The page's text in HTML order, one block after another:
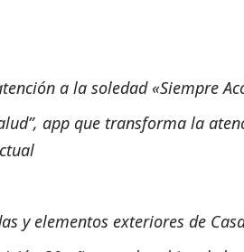
a la soledad «Siempre
app que transforma la
y elementos exteriores de